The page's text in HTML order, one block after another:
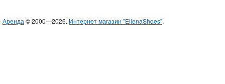
Аренда © 2000—2026. Интернет магазин "EllenaShoes".